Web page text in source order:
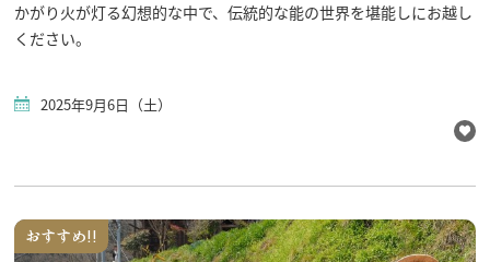
かがり火が灯る幻想的な中で、伝統的な能の世界を堪能しにお越し
ください。
2025年9月6日（土）
おすすめ!!